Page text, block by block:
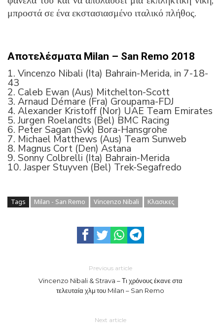
μπροστά σε ένα εκστασιασμένο ιταλικό πλήθος.
Αποτελέσματα Milan – San Remo 2018
1. Vincenzo Nibali (Ita) Bahrain-Merida, in 7-18-
43
2. Caleb Ewan (Aus) Mitchelton-Scott
3. Arnaud Démare (Fra) Groupama-FDJ
4. Alexander Kristoff (Nor) UAE Team Emirates
5. Jurgen Roelandts (Bel) BMC Racing
6. Peter Sagan (Svk) Bora-Hansgrohe
7. Michael Matthews (Aus) Team Sunweb
8. Magnus Cort (Den) Astana
9. Sonny Colbrelli (Ita) Bahrain-Merida
10. Jasper Stuyven (Bel) Trek-Segafredo
Tags Milan - San Remo Vincenzo Nibali Κλασικες
Previous article
Vincenzo Nibali & Strava – Τι χρόνους έκανε στα
τελευταία χλμ του Milan – San Remo
Next article